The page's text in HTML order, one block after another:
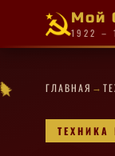
Мой
1922 –
★
✦
··✦
✧✧
★
·
✦✦★
✦
·✧
·★
✦
✦
★
★
✦
✦
✦
★
★
· ГЛАВНАЯ →
ТЕХНИКА